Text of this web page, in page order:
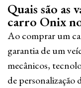
Quais são as
carro Onix
Ao comprar um
garantia de um
mecânicos,
de personalização